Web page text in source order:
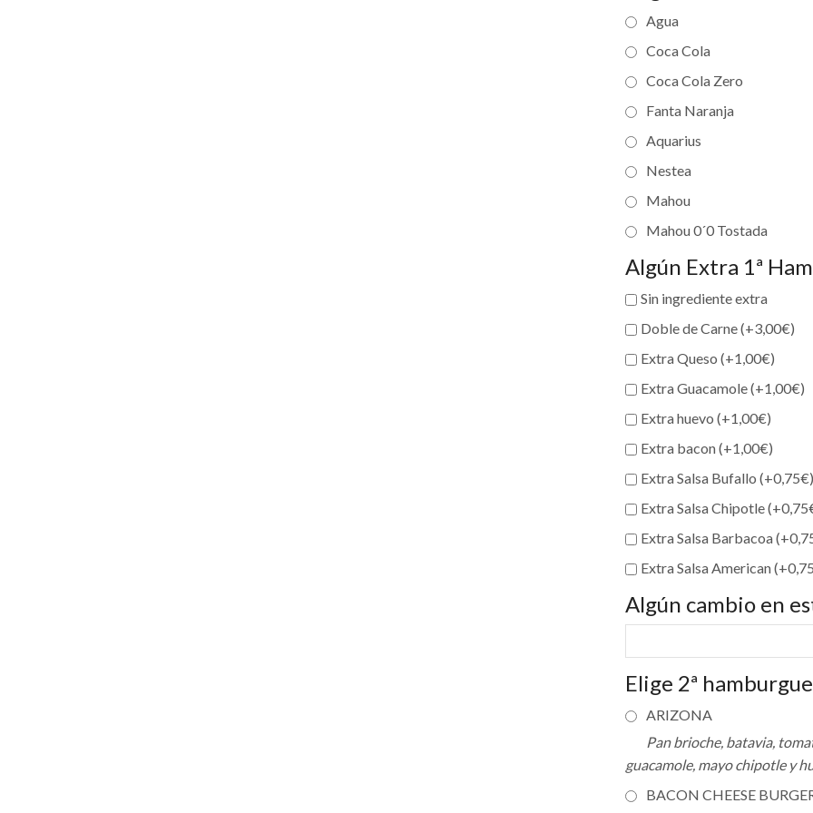
Agua
Coca Cola
Coca Cola Zero
Fanta Naranja
Aquarius
Nestea
Mahou
Mahou 0´0 Tostada
Algún Extra 1ª
Sin ingrediente extra
Doble de Carne (+3,00€)
Extra Queso (+1,00€)
Extra Guacamole (+1,00€)
Extra huevo (+1,00€)
Extra bacon (+1,00€)
Extra Salsa Bufallo (+0,75€)
Extra Salsa Chipotle (+0,75
Extra Salsa Barbacoa (+
Extra Salsa American (+0,75
Algún cambio en
Elige 2ª
ARIZONA
Pan brioche, batavia,
guacamole, mayo chipotle y
BACON CHEESE